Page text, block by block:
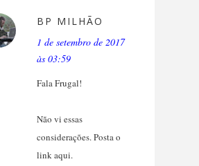
BP MILHÃO
1 de setembro de 2017
às 03:59
Fala Frugal!
Não vi essas
considerações. Posta o
link aqui.